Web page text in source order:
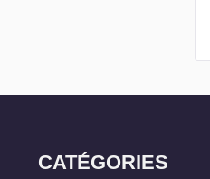
CATÉGORIES